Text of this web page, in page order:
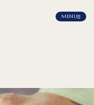
MENU